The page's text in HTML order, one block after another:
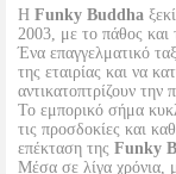
Η Funky Buddha
2003, με το πάθος και
Ένα επαγγελματικό
της εταιρίας και να
αντικατοπτρίζουν την
Το εμπορικό σήμα
τις προσδοκίες και
επέκταση της Funky
Μέσα σε λίγα χρόνια,